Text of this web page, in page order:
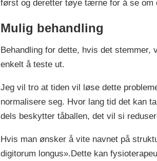
først og deretter tøye tærne for å se om
Mulig behandling
Behandling for dette, hvis det
enkelt å teste ut.
Jeg vil tro at tiden vil løse dette
normalisere seg. Hvor lang tid det kan
dels beskytter tåballen, det vil si
Hvis man ønsker å vite navnet på
digitorum longus».Dette kan